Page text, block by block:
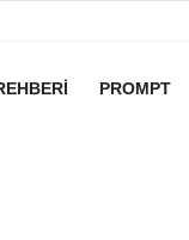
PROMPT